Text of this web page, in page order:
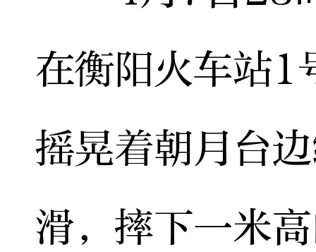
在衡阳火车站1
摇晃着朝月台
滑，摔下一米